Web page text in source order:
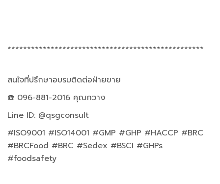
**************************************************
สนใจที่ปรึกษาอบรมติดต่อฝ่ายขาย
☎️ 096-881-2016 คุณกวาง
Line ID: @qsgconsult
#ISO9001 #ISO14001 #GMP #GHP #HACCP #BRC
#BRCFood #BRC #Sedex #BSCI #GHPs
#foodsafety